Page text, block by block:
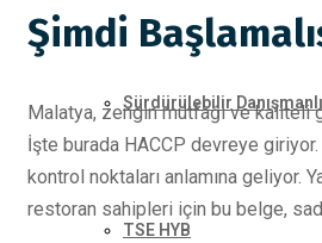
Sürdürülebilir
TSE HYB
Şimdi
Malatya, zengin mutfağı ve kaliteli
İşte burada HACCP devreye
kontrol noktaları anlamına geliyor.
restoran sahipleri için bu belge,